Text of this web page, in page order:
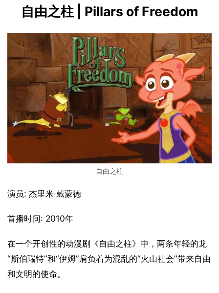
自由之柱 | Pillars of Freedom
自由之柱
演员: 杰里米·戴蒙德
首播时间: 2010年
在一个开创性的动漫剧《自由之柱》中，两条年轻的龙
“斯伯瑞特”和“伊姆”肩负着为混乱的“火山社会”带来自由
和文明的使命。